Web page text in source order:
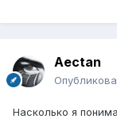
Aectan
Насколько я